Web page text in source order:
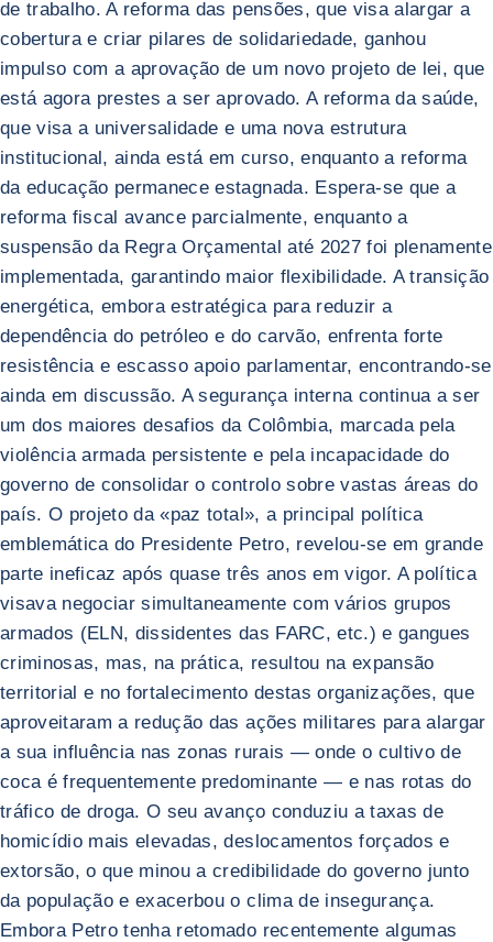
de trabalho. A reforma das pensões, que visa alargar a
cobertura e criar pilares de solidariedade, ganhou
impulso com a aprovação de um novo projeto de lei, que
está agora prestes a ser aprovado. A reforma da saúde,
que visa a universalidade e uma nova estrutura
institucional, ainda está em curso, enquanto a reforma
da educação permanece estagnada. Espera-se que a
reforma fiscal avance parcialmente, enquanto a
suspensão da Regra Orçamental até 2027 foi plenamente
implementada, garantindo maior flexibilidade. A transição
energética, embora estratégica para reduzir a
dependência do petróleo e do carvão, enfrenta forte
resistência e escasso apoio parlamentar, encontrando-se
ainda em discussão. A segurança interna continua a ser
um dos maiores desafios da Colômbia, marcada pela
violência armada persistente e pela incapacidade do
governo de consolidar o controlo sobre vastas áreas do
país. O projeto da «paz total», a principal política
emblemática do Presidente Petro, revelou-se em grande
parte ineficaz após quase três anos em vigor. A política
visava negociar simultaneamente com vários grupos
armados (ELN, dissidentes das FARC, etc.) e gangues
criminosas, mas, na prática, resultou na expansão
territorial e no fortalecimento destas organizações, que
aproveitaram a redução das ações militares para alargar
a sua influência nas zonas rurais — onde o cultivo de
coca é frequentemente predominante — e nas rotas do
tráfico de droga. O seu avanço conduziu a taxas de
homicídio mais elevadas, deslocamentos forçados e
extorsão, o que minou a credibilidade do governo junto
da população e exacerbou o clima de insegurança.
Embora Petro tenha retomado recentemente algumas